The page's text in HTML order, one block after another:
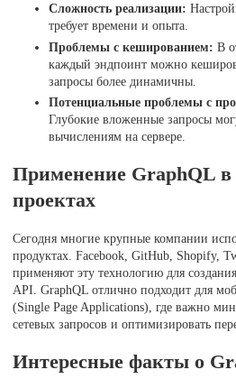
Сложность реализации:
требует времени и опыта.
Проблемы с кешированием: В
каждый эндпоинт можно
запросы более динамичны.
Потенциальные проблемы с
Глубокие вложенные запросы
вычислениям на сервере.
Применение GraphQL в
проектах
Сегодня многие крупные компании
продуктах. Facebook, GitHub, Shopify,
применяют эту технологию для
API. GraphQL отлично подходит для
(Single Page Applications), где важно
сетевых запросов и оптимизировать
Интересные факты о